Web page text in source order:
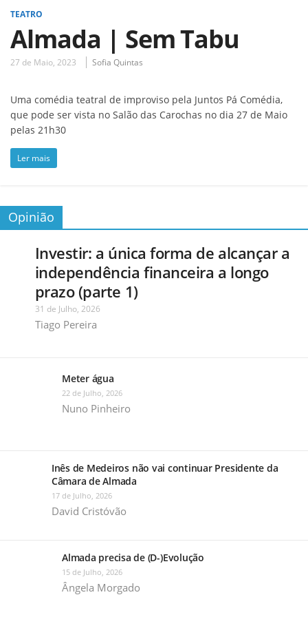
TEATRO
Almada | Sem Tabu
27 de Maio, 2023 Sofia Quintas
Uma comédia teatral de improviso pela Juntos Pá Comédia,
que pode ser vista no Salão das Carochas no dia 27 de Maio
pelas 21h30
Ler mais
Opinião
Investir: a única forma de alcançar a
independência financeira a longo
prazo (parte 1)
31 de Julho, 2026
Tiago Pereira
Meter água
22 de Julho, 2026
Nuno Pinheiro
Inês de Medeiros não vai continuar Presidente da
Câmara de Almada
17 de Julho, 2026
David Cristóvão
Almada precisa de (D-)Evolução
15 de Julho, 2026
Ângela Morgado